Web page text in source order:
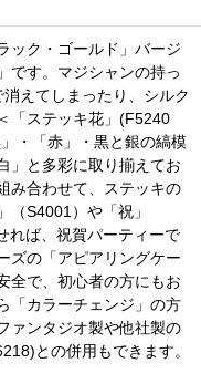
ック・ゴールド」バージ
です。マジシャンの持っ
えてしまったり、シルク
「ステッキ花」(F5240
・「赤」・黒と銀の縞模
」と多彩に取り揃えてお
み合わせて、ステッキの
S4001）や「祝」
れば、祝賀パーティーで
ズの「アピアリングケー
全で、初心者の方にもお
「カラーチェンジ」の方
ァンタジオ製や他社製の
との併用もできます。